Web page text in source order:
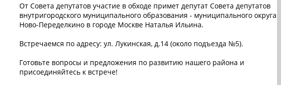
От Совета депутатов участие в обходе примет депутат Совета депутатов
внутригородского муниципального образования - муниципального округа
Ново-Переделкино в городе Москве Наталья Ильина.
Встречаемся по адресу: ул. Лукинская, д.14 (около подъезда №5).
Готовьте вопросы и предложения по развитию нашего района и
присоединяйтесь к встрече!